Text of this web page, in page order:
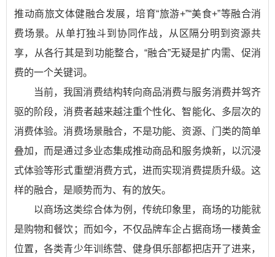
推动商旅文体健融合发展，培育“旅游+”“美食+”等融合消
费场景。从单打独斗到协同作战，从区隔分明到资源共
享，从各行其是到功能整合，“融合”无疑是扩内需、促消
费的一个关键词。
当前，我国消费结构转向商品消费与服务消费并驾齐
驱的阶段，消费者越来越注重个性化、智能化、多层次的
消费体验。消费场景融合，不是功能、资源、门类的简单
叠加，而是通过多业态集成推动商品和服务焕新，以沉浸
式体验等形式重塑消费方式，进而实现消费提质升级。这
样的融合，是顺势而为、有的放矢。
以商场这类综合体为例，传统印象里，商场的功能就
是购物和餐饮；而如今，不仅品牌车企占据商场一楼黄金
位置，各类青少年训练营、健身俱乐部都把店开了进来，